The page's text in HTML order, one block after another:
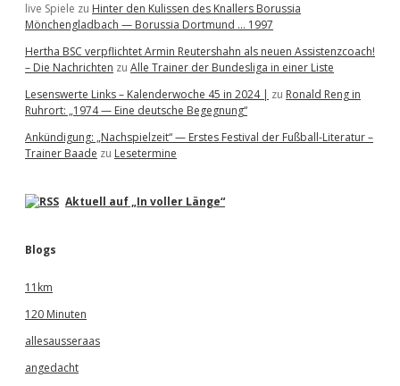
live Spiele zu Hinter den Kulissen des Knallers Borussia
Mönchengladbach — Borussia Dortmund … 1997
Hertha BSC verpflichtet Armin Reutershahn als neuen Assistenzcoach!
– Die Nachrichten zu Alle Trainer der Bundesliga in einer Liste
Lesenswerte Links – Kalenderwoche 45 in 2024 | zu Ronald Reng in
Ruhrort: „1974 — Eine deutsche Begegnung“
Ankündigung: „Nachspielzeit“ — Erstes Festival der Fußball-Literatur –
Trainer Baade zu Lesetermine
Aktuell auf „In voller Länge“
Blogs
11km
120 Minuten
allesausseraas
angedacht